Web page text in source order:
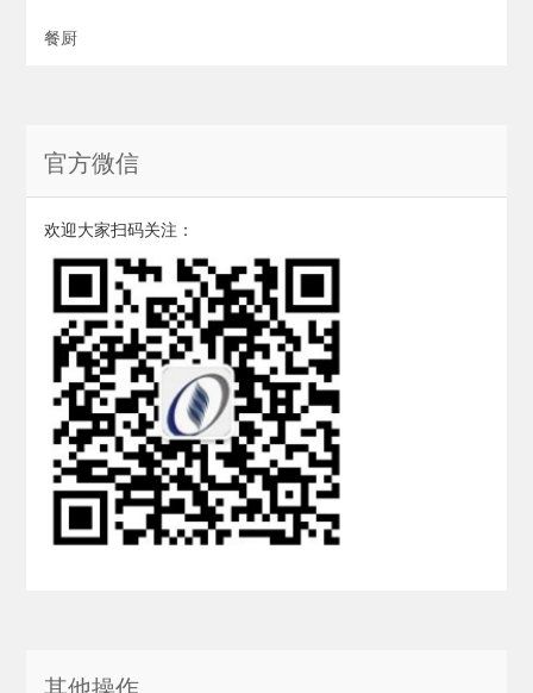
餐厨
官方微信
欢迎大家扫码关注：